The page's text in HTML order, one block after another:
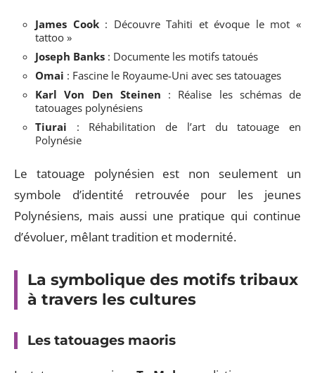
James Cook: Découvre Tahiti et évoque le mot «
tattoo »
Joseph Banks : Documente les motifs tatoués
Omai : Fascine le Royaume-Uni avec ses tatouages
Karl Von Den Steinen : Réalise les schémas de
tatouages polynésiens
Tiurai : Réhabilitation de l’art du tatouage en
Polynésie
Le tatouage polynésien est non seulement un
symbole d’identité retrouvée pour les jeunes
Polynésiens, mais aussi une pratique qui continue
d’évoluer, mêlant tradition et modernité.
La symbolique des motifs tribaux
à travers les cultures
Les tatouages maoris